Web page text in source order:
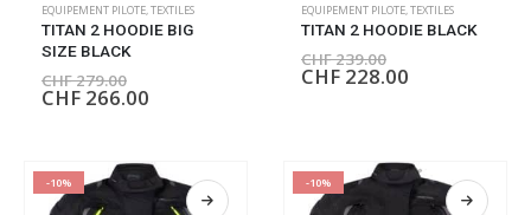
EQUIPEMENT PILOTE,TEXTILES
TITAN 2 HOODIE BIG
SIZE BLACK
CHF279.00
CHF 266.00
EQUIPEMENT PILOTE,TEXTILES
TITAN 2 HOODIE BLACK
CHF239.00
CHF 228.00
-10% -10%